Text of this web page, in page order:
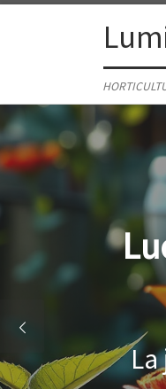
Skip to content
Guía
Éxito